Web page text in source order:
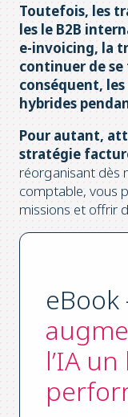
Toutefois, les
les le B2B
e-invoicing, la
continuer de
conséquent,
hybrides
Pour autant,
stratégie
réorganisant dès
comptable, vous
missions et offrir
eBook
l’IA